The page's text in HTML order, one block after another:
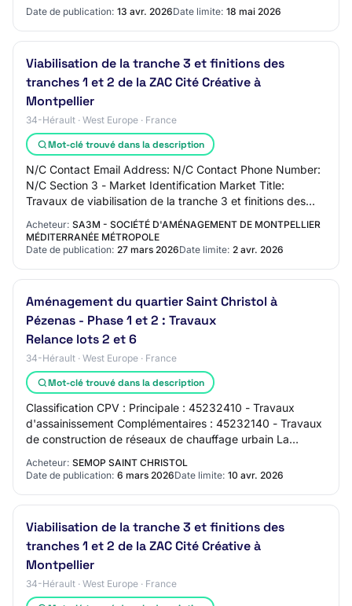
Date de publication: 13 avr. 2026Date limite: 18 mai 2026
Viabilisation de la tranche 3 et finitions des
tranches 1 et 2 de la ZAC Cité Créative à
Montpellier
34-Hérault · West Europe · France
Mot-clé trouvé dans la description
N/C Contact Email Address: N/C Contact Phone Number:
N/C Section 3 - Market Identification Market Title:
Travaux de viabilisation de la tranche 3 et finitions des
tranches 1 et 2 de la ZAC Cité Créat…
Acheteur: SA3M - SOCIÉTÉ D'AMÉNAGEMENT DE MONTPELLIER
MÉDITERRANÉE MÉTROPOLE
Date de publication: 27 mars 2026Date limite: 2 avr. 2026
Aménagement du quartier Saint Christol à
Pézenas - Phase 1 et 2 : Travaux
Relance lots 2 et 6
34-Hérault · West Europe · France
Mot-clé trouvé dans la description
Classification CPV : Principale : 45232410 - Travaux
d'assainissement Complémentaires : 45232140 - Travaux
de construction de réseaux de chauffage urbain La
Acheteur: SEMOP SAINT CHRISTOL
Date de publication: 6 mars 2026Date limite: 10 avr. 2026
Viabilisation de la tranche 3 et finitions des
tranches 1 et 2 de la ZAC Cité Créative à
Montpellier
34-Hérault · West Europe · France